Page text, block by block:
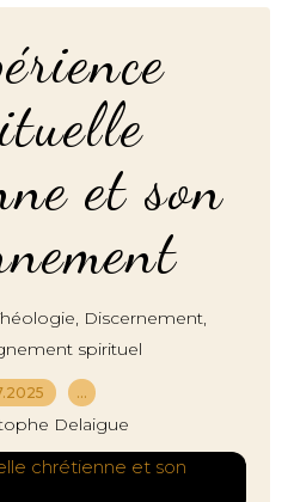
et son
, Discernement,
spirituel
…
Delaigue